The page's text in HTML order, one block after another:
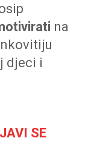
na
djeci i
SE